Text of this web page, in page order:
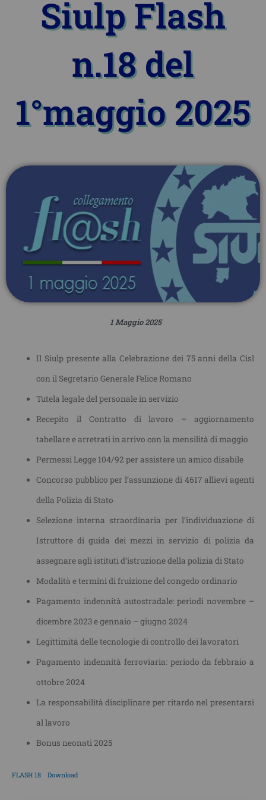
Siulp Flash
n.18 del
1°maggio 2025
1 Maggio 2025
Il Siulp presente alla Celebrazione dei 75 anni della Cisl
con il Segretario Generale Felice Romano
Tutela legale del personale in servizio
Recepito il Contratto di lavoro – aggiornamento
tabellare e arretrati in arrivo con la mensilità di maggio
Permessi Legge 104/92 per assistere un amico disabile
Concorso pubblico per l’assunzione di 4617 allievi agenti
della Polizia di Stato
Selezione interna straordinaria per l’individuazione di
Istruttore di guida dei mezzi in servizio di polizia da
assegnare agli istituti d’istruzione della polizia di Stato
Modalità e termini di fruizione del congedo ordinario
Pagamento indennità autostradale: periodi novembre –
dicembre 2023 e gennaio – giugno 2024
Legittimità delle tecnologie di controllo dei lavoratori
Pagamento indennità ferroviaria: periodo da febbraio a
ottobre 2024
La responsabilità disciplinare per ritardo nel presentarsi
al lavoro
Bonus neonati 2025
FLASH 18 Download